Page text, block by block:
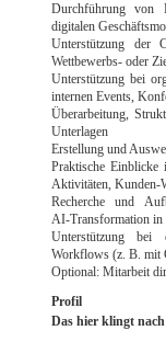
Durchführung von
digitalen
Unterstützung der
Wettbewerbs- oder
Unterstützung bei
internen Events,
Überarbeitung,
Unterlagen
Erstellung und
Praktische
Aktivitäten,
Recherche und
AI‑Transformation in
Unterstützung bei
Workflows (z. B. mit
Optional: Mitarbeit
Profil
Das hier klingt